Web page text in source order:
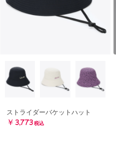
ストライダーバケットハット
￥3,773 税込